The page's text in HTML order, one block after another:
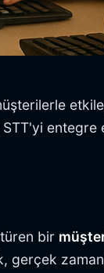
bir
gerçek